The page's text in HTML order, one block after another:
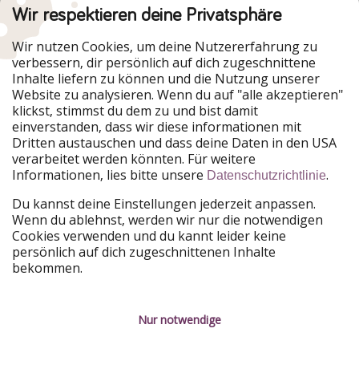
Urlaubspiraten ist Teil der HolidayPirates Group
Unsere Märkte
PiratinViaggio
HolidayPirates
VakantiePiraten
WakacyjniPiraci
VoyagesPirates
Ferienpiraten
Urlaubspiraten
ViajerosPiratas
TravelPirates
HolidayPirates Group
Lerne uns kennen
Über uns
Rechtliches
Wir respektieren deine Privatsphäre
Wir nutzen Cookies, um deine Nutzererfahrung zu
verbessern, dir persönlich auf dich zugeschnittene
Inhalte liefern zu können und die Nutzung unserer
Website zu analysieren. Wenn du auf "alle akzeptieren"
klickst, stimmst du dem zu und bist damit
einverstanden, dass wir diese informationen mit
Dritten austauschen und dass deine Daten in den USA
verarbeitet werden könnten. Für weitere
Informationen, lies bitte unsere Datenschutzrichtlinie.
Du kannst deine Einstellungen jederzeit anpassen.
Wenn du ablehnst, werden wir nur die notwendigen
Cookies verwenden und du kannt leider keine
persönlich auf dich zugeschnittenen Inhalte
bekommen.
Nur notwendige